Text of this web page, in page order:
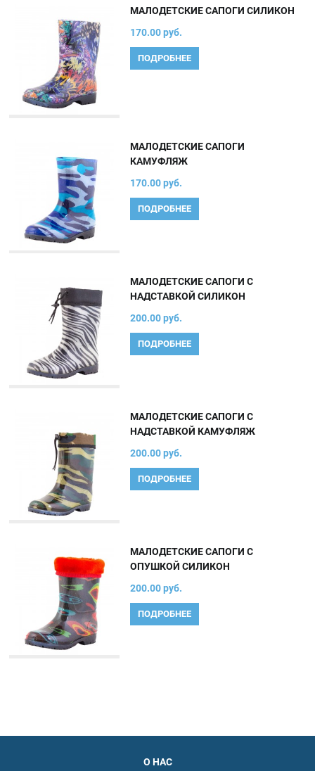
МАЛОДЕТСКИЕ САПОГИ СИЛИКОН
170.00 руб.
ПОДРОБНЕЕ
МАЛОДЕТСКИЕ САПОГИ
КАМУФЛЯЖ
170.00 руб.
ПОДРОБНЕЕ
МАЛОДЕТСКИЕ САПОГИ С
НАДСТАВКОЙ СИЛИКОН
200.00 руб.
ПОДРОБНЕЕ
МАЛОДЕТСКИЕ САПОГИ С
НАДСТАВКОЙ КАМУФЛЯЖ
200.00 руб.
ПОДРОБНЕЕ
МАЛОДЕТСКИЕ САПОГИ С
ОПУШКОЙ СИЛИКОН
200.00 руб.
ПОДРОБНЕЕ
О НАС